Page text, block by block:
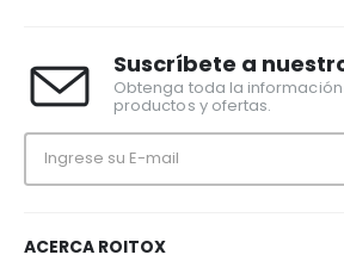
Suscríbete a
Obtenga toda la
productos y ofertas.
ACERCA ROITOX